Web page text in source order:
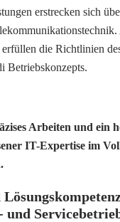
erstrecken sich
die Richtlinien
Betriebskonzepts.
Arbeiten und ein
IT-Expertise im
und